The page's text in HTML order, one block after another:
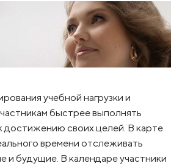
учебной нагрузки и
быстрее выполнять
своих целей. В карте
времени отслеживать
будущие. В календаре участники